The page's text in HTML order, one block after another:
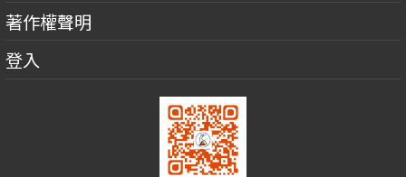
著作權聲明
登入